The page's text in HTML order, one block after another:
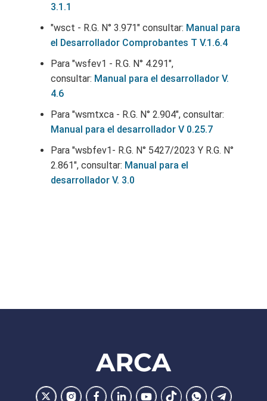
3.1.1
"wsct - R.G. N° 3.971" consultar: Manual para
el Desarrollador Comprobantes T V.1.6.4
Para "wsfev1 - R.G. N° 4.291",
consultar: Manual para el desarrollador V.
4.6
Para "wsmtxca - R.G. N° 2.904", consultar:
Manual para el desarrollador V 0.25.7
Para "wsbfev1- R.G. N° 5427/2023 Y R.G. N°
2.861", consultar: Manual para el
desarrollador V. 3.0
Ir ConocerVisitarDirigirmeNavegarNavegarNavegarNavegar